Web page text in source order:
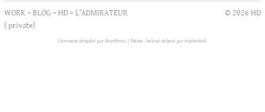
WORK>BLOG>HD>L’ADMIRATEUR
( private)
© 2026 HD
Fièrement propulsé par WordPress. Thème : helene-delprat par SophieWeb.